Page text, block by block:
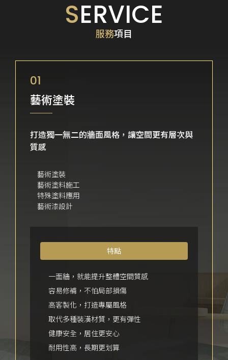
SERVICE
服務項目
01
藝術塗裝
打造獨一無二的牆面風格，讓空間更有層次與
質感
藝術塗裝
藝術塗料施工
特殊塗料應用
藝術漆設計
特點
一面牆，就能提升整體空間質感
容易修補，不怕局部損傷
高客製化，打造專屬風格
取代多種裝潢材質，更有彈性
健康安全，居住更安心
耐用性高，長期更划算